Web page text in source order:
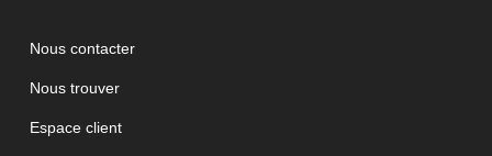
Nous contacter
Nous trouver
Espace client